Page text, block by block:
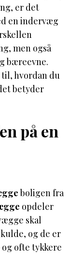
er det
en indervæg
men også
bæreevne.
hvordan du
betyder
på en
boligen fra
opdeler
skal
og de er
ofte tykkere